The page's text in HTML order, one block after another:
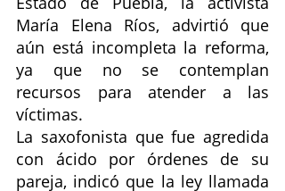
María Elena Ríos, advirtió que
aún está incompleta la reforma,
ya que no se contemplan
recursos para atender a las
víctimas.
La saxofonista que fue agredida
con ácido por órdenes de su